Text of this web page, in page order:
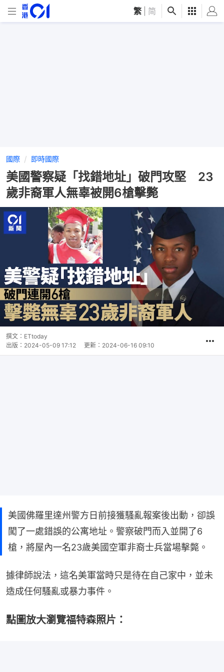
繁 简
國際 即時國際
美國警察疑「找錯地址」破門攻堅 23
歲非裔軍人無辜被開6槍擊斃
撰文： ETtoday
出版： 2024-05-09 17:12 更新： 2024-06-16 09:10
美國佛羅里達州警方日前接獲騷亂報案後出動，卻誤
闖了一處錯誤的公寓地址。警察破門而入並開了6
槍，將屋內一名23歲美國空軍非裔士兵當場擊斃。
據律師說法，這名美軍當時只是待在自己家中，並未
造成任何騷亂或暴力事件。
點圖放大瀏覽福特森照片：